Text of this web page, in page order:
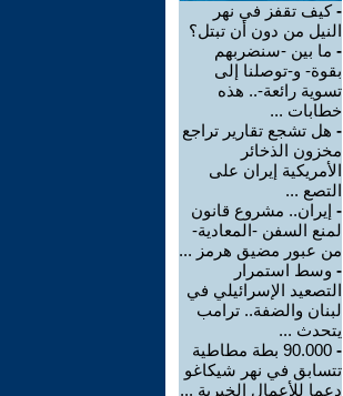
-كيف تقفز في نهر
النيل من دون أن تبتل؟
- ما بين -سنضربهم
بقوة- و-توصلنا إلى
تسوية رائعة-.. هذه
خطابات ...
- هل تشجع تقارير تراجع
مخزون الذخائر
الأمريكية إيران على
التصع ...
- إيران.. مشروع قانون
لمنع السفن -المعادية-
من عبور مضيق هرمز ...
- وسط استمرار
التصعيد الإسرائيلي في
لبنان والضفة.. ترامب
يتحدث ...
-
90.000 بطة مطاطية
تتسابق في نهر شيكاغو
دعما للأعمال الخيرية ...